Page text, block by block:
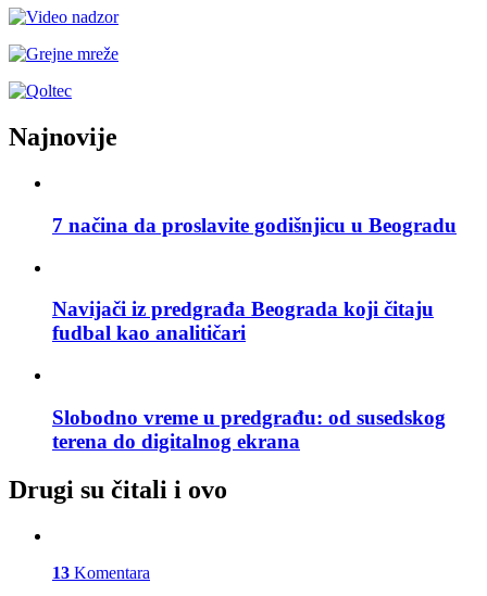
Najnovije
7 načina da proslavite godišnjicu u Beogradu
Navijači iz predgrađa Beograda koji čitaju
fudbal kao analitičari
Slobodno vreme u predgrađu: od susedskog
terena do digitalnog ekrana
Drugi su čitali i ovo
13 Komentara